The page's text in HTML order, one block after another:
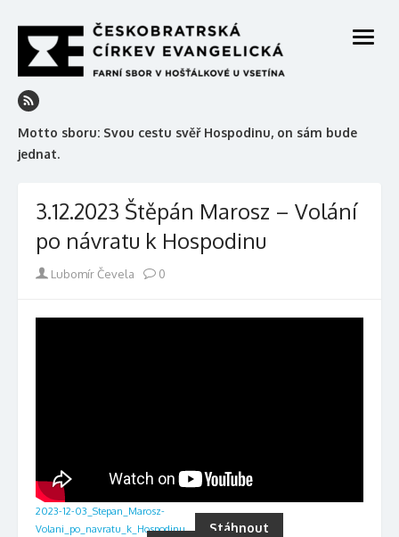
to
content
Motto sboru: Svou cestu svěř Hospodinu, on sám bude
jednat.
open
3.12.2023 Štěpán Marosz – Volání
po návratu k Hospodinu
Author
Lubomír Čevela 0
2023-12-03_Stepan_Marosz-
Volani_po_navratu_k_Hospodinu
Stáhnout